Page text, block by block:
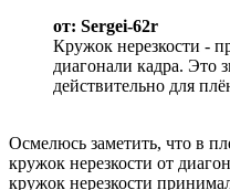
от: Sergei-62r
Кружок нерезкости -
диагонали кадра. Это
действительно для
Осмелюсь заметить, что в
кружок нерезкости от
кружок нерезкости